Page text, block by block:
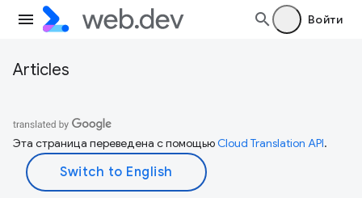
Войти
Articles
Эта страница переведена с помощьюCloud Translation API.